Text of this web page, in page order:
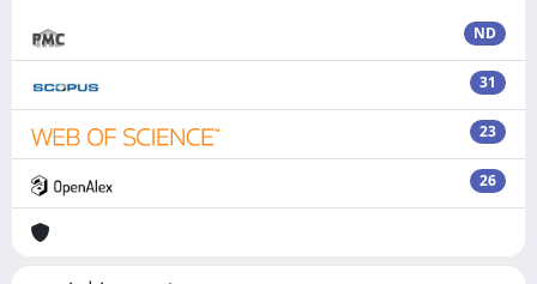
ND
31
23
26